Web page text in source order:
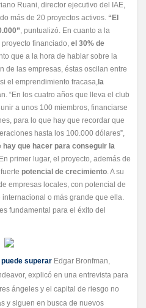
Ruani, director ejecutivo del IAE,
más de 20 proyectos activos. “El
, puntualizó. En cuanto a la
proyecto financiado, el 30% de
que a la hora de hablar sobre la
de las empresas, éstas oscilan entre
el emprendimiento fracasa, la
“En los cuatro años que lleva el club
a unos 100 miembros, financiarse
para lo que hay que recordar que
hasta los 100.000 dólares”,
hay que hacer para conseguir la
primer lugar, el proyecto, además de
potencial de crecimiento. A su
empresas locales, con potencial de
o más grande que ella.
fundamental para el éxito del
superar Edgar Bronfman,
explicó en una entrevista para
ángeles y el capital de riesgo no
y siguen en busca de nuevos